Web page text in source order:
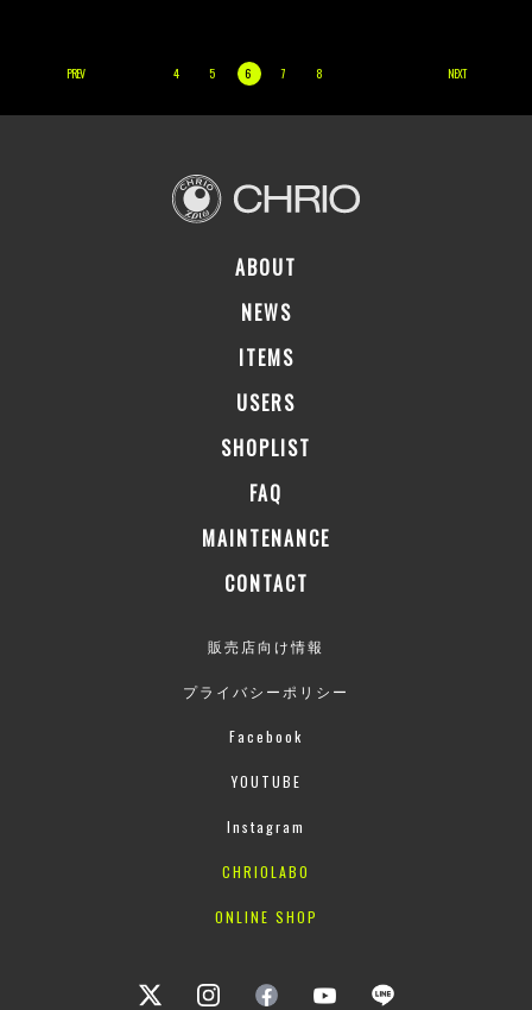
PREV 4 5 6 7 8 NEXT
ABOUT
NEWS
ITEMS
USERS
SHOPLIST
FAQ
MAINTENANCE
CONTACT
販売店向け情報
プライバシーポリシー
Facebook
YOUTUBE
Instagram
CHRIOLABO
ONLINE SHOP